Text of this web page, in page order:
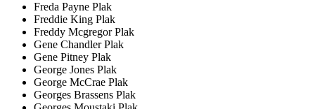
Freda Payne Plak
Freddie King Plak
Freddy Mcgregor Plak
Gene Chandler Plak
Gene Pitney Plak
George Jones Plak
George McCrae Plak
Georges Brassens Plak